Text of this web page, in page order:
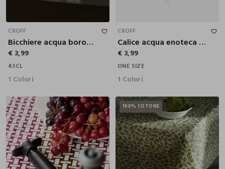
CROFF
Bicchiere acqua borosilicato
€ 3,99
43CL
1 Colori
CROFF
Calice acqua enoteca Made in Italy
€ 3,99
ONE SIZE
1 Colori
100% COTONE